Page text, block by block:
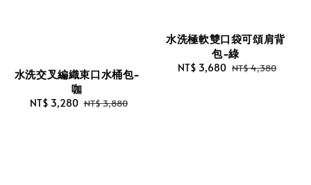
水洗交叉編織束口水桶包-
咖
Sale
NT$ 3,280 Regular
NT$ 3,880
水洗極軟雙口袋可頌肩背
包-綠
Sale
NT$ 3,680 Regular
NT$ 4,380